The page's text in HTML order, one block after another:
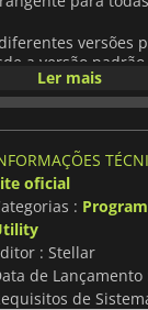
versões
a versão
e até
escala, ele
Ler mais
oficial
:
: Stellar
de
de